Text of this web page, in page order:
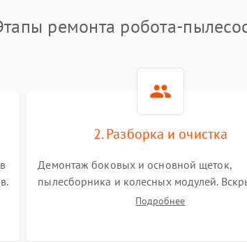
ремонта робота-
2. Разборка и очистка
Демонтаж боковых и основной щеток,
пылесборника и колесных модулей.
корпуса робота. Тщательная очистка
Подробнее